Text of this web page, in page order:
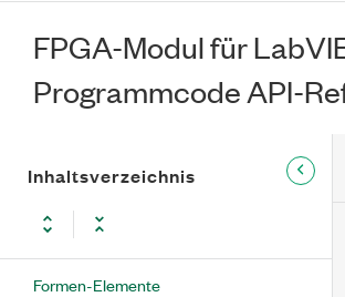
FPGA-Modul für
Programmcode API-
Inhaltsverzeichnis
Formen-Elemente